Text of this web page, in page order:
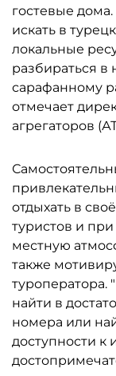
гостевые
искать в
локальные
разбираться в
сарафанному
отмечает
агрегаторов
отдыхать в
туристов и
местную
также
туроператора.
найти в
номера или
доступности